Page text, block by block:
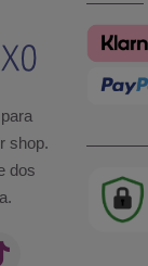
shop.
dos